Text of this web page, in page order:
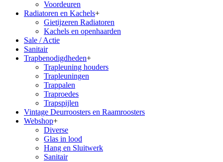
Voordeuren
Radiatoren en Kachels+
Gietijzeren Radiatoren
Kachels en openhaarden
Sale / Actie
Sanitair
Trapbenodigdheden+
Trapleuning houders
Trapleuningen
Trappalen
Traproedes
Trapspijlen
Vintage Deurroosters en Raamroosters
Webshop+
Diverse
Glas in lood
Hang en Sluitwerk
Sanitair